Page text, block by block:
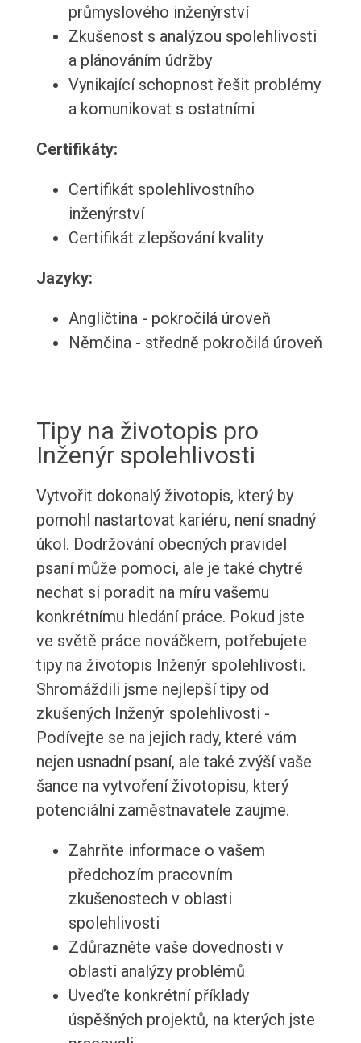
průmyslového inženýrství
Zkušenost s analýzou spolehlivosti
a plánováním údržby
Vynikající schopnost řešit problémy
a komunikovat s ostatními
Certifikáty:
Certifikát spolehlivostního
inženýrství
Certifikát zlepšování kvality
Jazyky:
Angličtina - pokročilá úroveň
Němčina - středně pokročilá úroveň
Tipy na životopis pro
Inženýr spolehlivosti
Vytvořit dokonalý životopis, který by
pomohl nastartovat kariéru, není snadný
úkol. Dodržování obecných pravidel
psaní může pomoci, ale je také chytré
nechat si poradit na míru vašemu
konkrétnímu hledání práce. Pokud jste
ve světě práce nováčkem, potřebujete
tipy na životopis Inženýr spolehlivosti.
Shromáždili jsme nejlepší tipy od
zkušených Inženýr spolehlivosti -
Podívejte se na jejich rady, které vám
nejen usnadní psaní, ale také zvýší vaše
šance na vytvoření životopisu, který
potenciální zaměstnavatele zaujme.
Zahrňte informace o vašem
předchozím pracovním
zkušenostech v oblasti
spolehlivosti
Zdůrazněte vaše dovednosti v
oblasti analýzy problémů
Uveďte konkrétní příklady
úspěšných projektů, na kterých jste